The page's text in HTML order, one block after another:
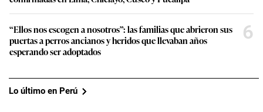
“Ellos nos escogen a nosotros”: las familias que abrieron sus
puertas a perros ancianos y heridos que llevaban años
esperando ser adoptados
6
Lo último en Perú